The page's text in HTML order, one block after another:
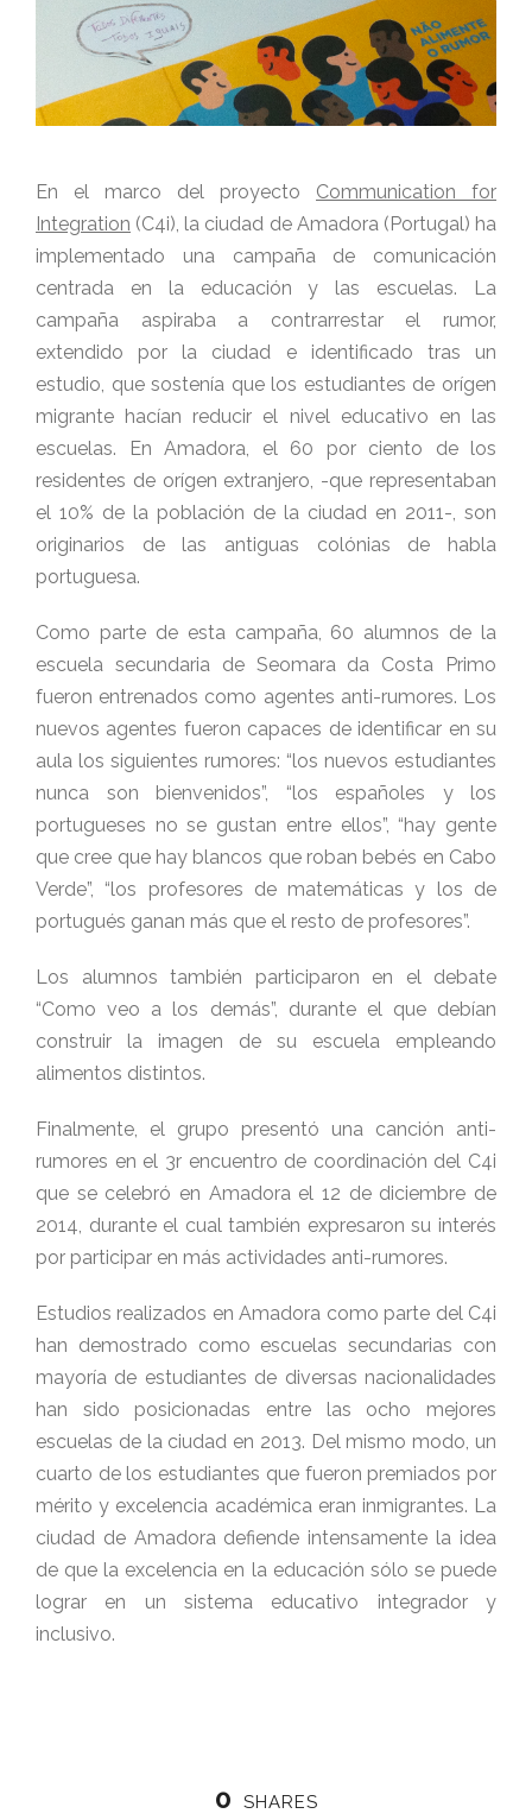
En el marco del proyecto Communication for
Integration (C4i), la ciudad de Amadora (Portugal) ha
implementado una campaña de comunicación
centrada en la educación y las escuelas. La
campaña aspiraba a contrarrestar el rumor,
extendido por la ciudad e identificado tras un
estudio, que sostenía que los estudiantes de orígen
migrante hacían reducir el nivel educativo en las
escuelas. En Amadora, el 60 por ciento de los
residentes de orígen extranjero, -que representaban
el 10% de la población de la ciudad en 2011-, son
originarios de las antiguas colónias de habla
portuguesa.
Como parte de esta campaña, 60 alumnos de la
escuela secundaria de Seomara da Costa Primo
fueron entrenados como agentes anti-rumores. Los
nuevos agentes fueron capaces de identificar en su
aula los siguientes rumores: “los nuevos estudiantes
nunca son bienvenidos”, “los españoles y los
portugueses no se gustan entre ellos”, “hay gente
que cree que hay blancos que roban bebés en Cabo
Verde”, “los profesores de matemáticas y los de
portugués ganan más que el resto de profesores”.
Los alumnos también participaron en el debate
“Como veo a los demás”, durante el que debían
construir la imagen de su escuela empleando
alimentos distintos.
Finalmente, el grupo presentó una canción anti-
rumores en el 3r encuentro de coordinación del C4i
que se celebró en Amadora el 12 de diciembre de
2014, durante el cual también expresaron su interés
por participar en más actividades anti-rumores.
Estudios realizados en Amadora como parte del C4i
han demostrado como escuelas secundarias con
mayoría de estudiantes de diversas nacionalidades
han sido posicionadas entre las ocho mejores
escuelas de la ciudad en 2013. Del mismo modo, un
cuarto de los estudiantes que fueron premiados por
mérito y excelencia académica eran inmigrantes. La
ciudad de Amadora defiende intensamente la idea
de que la excelencia en la educación sólo se puede
lograr en un sistema educativo integrador y
inclusivo.
0 SHARES